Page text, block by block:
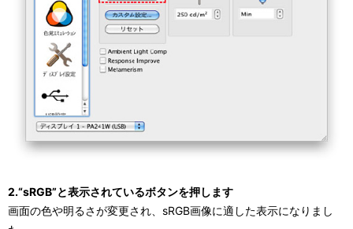
2.“sRGB”と表示されているボタンを押します
画面の色や明るさが変更され、sRGB画像に適した表示になりまし